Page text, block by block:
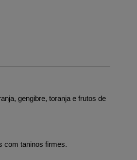
gengibre, toranja e frutos de
com taninos firmes.